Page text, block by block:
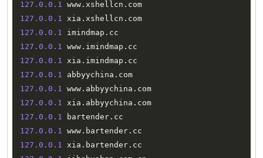
127.0 .0 .1 www . xshellcn .
127.0 .0 .1 xia . xshellcn .
127.0 .0 .1 imindmap .
127.0 .0 .1 www . imindmap .
127.0 .0 .1 xia . imindmap .
127.0 .0 .1 abbyychina .
127.0 .0 .1 www . abbyychina .
127.0 .0 .1 xia . abbyychina .
127.0 .0 .1 bartender .
127.0 .0 .1 www . bartender .
127.0 .0 .1 xia . bartender .